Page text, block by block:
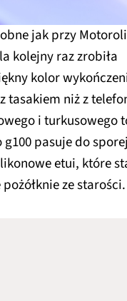
jak przy Motoroli
kolejny raz zrobiła
kolor
tasakiem niż z
i turkusowego
pasuje do sporej
etui, które
ze starości.